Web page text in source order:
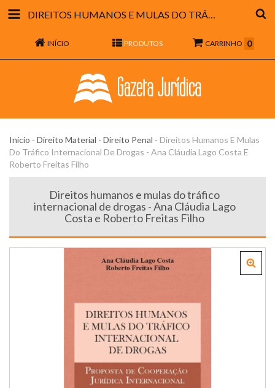
DIREITOS HUMANOS E MULAS DO TRÁFICO INTERNACIONAL DE DROGAS - ANA CLÁUDIA LAGO COSTA E ROBERTO FREITAS FILHO
INÍCIO PRODUTOS CARRINHO 0
Início - Direito Material - Direito Penal - Direitos Humanos E Mulas
Do Tráfico Internacional De Drogas - Ana Cláudia Lago Costa E
Roberto Freitas Filho
Direitos humanos e mulas do tráfico
internacional de drogas - Ana Cláudia Lago
Costa e Roberto Freitas Filho